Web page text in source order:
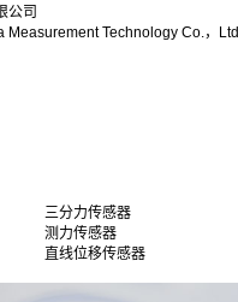
公司
Measurement Technology Co.，Ltd
三分力传感器
测力传感器
直线位移传感器